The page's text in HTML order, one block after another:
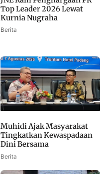
Top Leader 2026 Lewat
Kurnia Nugraha
Berita
Muhidi Ajak Masyarakat
Tingkatkan Kewaspadaan
Dini Bersama
Berita